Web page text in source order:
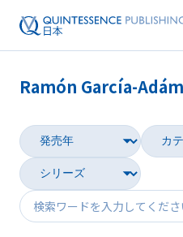
雑誌
映像
電
Ramón García-